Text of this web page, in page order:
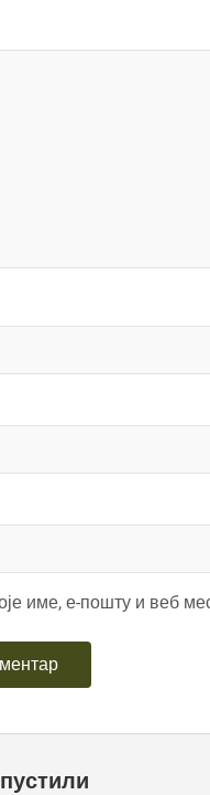
име, е-пошту и веб